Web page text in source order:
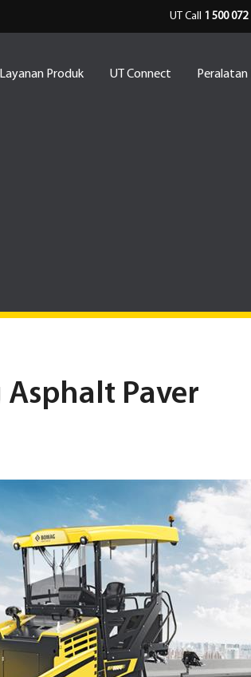
UT Call 1 500 072
Layanan Produk UT Connect Peralatan
Paver